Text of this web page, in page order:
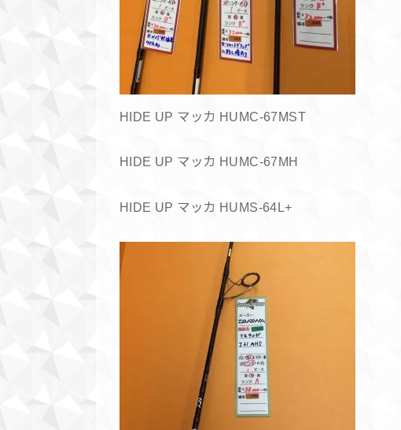
HIDE UP マッカ HUMC-67MST
HIDE UP マッカ HUMC-67MH
HIDE UP マッカ HUMS-64L+